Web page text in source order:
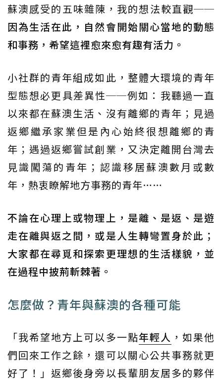
蘇澳感受的五味雜陳，我的想法較直觀──
因為生活在此，自然會開始關心當地的動態
和事務，希望這裡愈來愈有趣有活力。
小社群的青年組成如此，整體大環境的青年
型態想必更具差異性──例如：我聽過一直
以來都在蘇澳生活、沒有離鄉的青年；見過
返鄉繼承家業但是內心始終很想離鄉的青
年；遇過返鄉嘗試創業，又決定離開台灣去
見識闖蕩的青年；認識移居蘇澳數月或數
年，熱衷瞭解地方事務的青年……
不論在心理上或物理上，是離、是返、是遊
走在離與返之間，或是人生轉彎置身於此；
大家都在尋覓和探索更理想的生活樣貌，並
在過程中披荊斬棘著。
怎麼做？青年與蘇澳的各種可能
「我希望地方上可以多一點年輕人 ，如果他
們回來工作之餘，還可以關心公共事務就更
好了！」返鄉後身旁以長輩朋友居多的夥伴